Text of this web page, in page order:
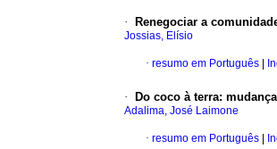
· Renegociar a
Jossias, Elísio
· resumo em Português
· Do coco à terra:
Adalima, José Laimone
· resumo em Português